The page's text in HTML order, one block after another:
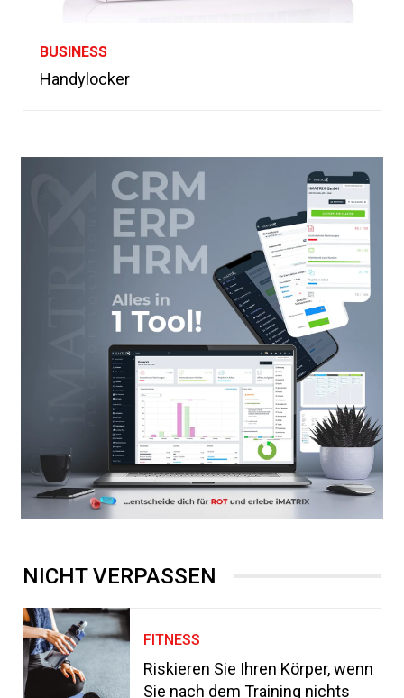
BUSINESS
Handylocker
NICHT VERPASSEN
FITNESS
Riskieren Sie Ihren Körper, wenn
Sie nach dem Training nichts